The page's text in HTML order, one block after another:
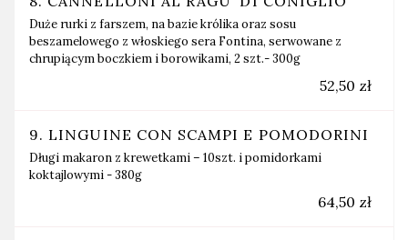
Duże rurki z farszem, na bazie królika oraz sosu
beszamelowego z włoskiego sera Fontina, serwowane z
chrupiącym boczkiem i borowikami, 2 szt.- 300g
52,50 zł
9. LINGUINE CON SCAMPI E POMODORINI
Długi makaron z krewetkami – 10szt. i pomidorkami
koktajlowymi - 380g
64,50 zł